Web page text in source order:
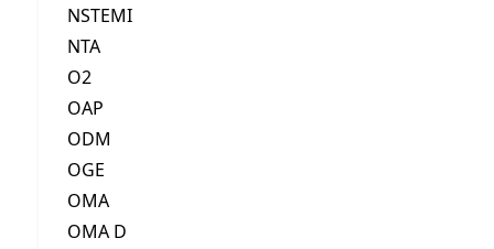
NSTEMI
NTA
O2
OAP
ODM
OGE
OMA
OMA D